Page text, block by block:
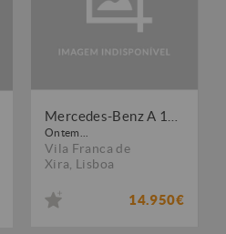
Ontem...
Vila Franca de
Xira Lisboa
14.950€